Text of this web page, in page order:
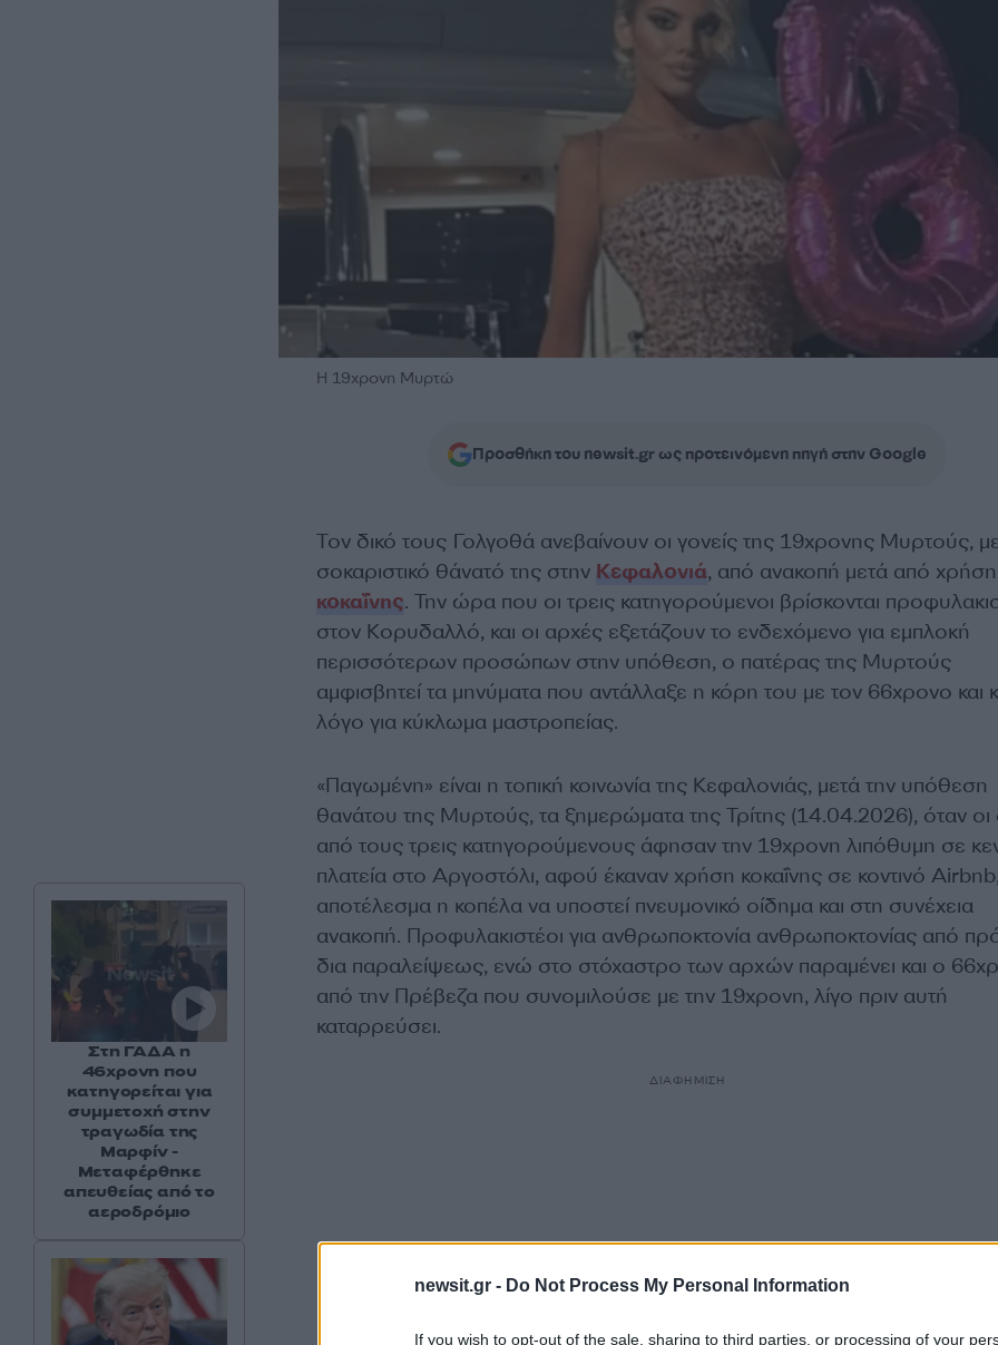
newsit.gr - Do Not Process My Personal Information
If you wish to opt-out of the sale, sharing to third parties, or processing of your
Η 19χρονη Μυρτώ
Προσθήκη του newsit.gr ως προτεινόμενη πηγή στην Google
Τον δικό τους Γολγοθά ανεβαίνουν οι γονείς της 19χρονης Μυρτούς,
σοκαριστικό θάνατό της στην Κεφαλονιά, από ανακοπή μετά από χρήση
κοκαΐνης. Την ώρα που οι τρεις κατηγορούμενοι βρίσκονται
στον Κορυδαλλό, και οι αρχές εξετάζουν το ενδεχόμενο για εμπλοκή
περισσότερων προσώπων στην υπόθεση, ο πατέρας της Μυρτούς
αμφισβητεί τα μηνύματα που αντάλλαξε η κόρη του με τον 66χρονο και
λόγο για κύκλωμα μαστροπείας.
«Παγωμένη» είναι η τοπική κοινωνία της Κεφαλονιάς, μετά την υπόθεση
θανάτου της Μυρτούς, τα ξημερώματα της Τρίτης (14.04.2026), όταν
από τους τρεις κατηγορούμενους άφησαν την 19χρονη λιπόθυμη σε
πλατεία στο Αργοστόλι, αφού έκαναν χρήση κοκαΐνης σε κοντινό
αποτέλεσμα η κοπέλα να υποστεί πνευμονικό οίδημα και στη συνέχεια
ανακοπή. Προφυλακιστέοι για ανθρωποκτονία ανθρωποκτονίας από
δια παραλείψεως, ενώ στο στόχαστρο των αρχών παραμένει και ο
από την Πρέβεζα που συνομιλούσε με την 19χρονη, λίγο πριν αυτή
καταρρεύσει.
ΔΙΑΦΗΜΙΣΗ
Στη ΓΑΔΑ η
46χρονη που
κατηγορείται για
συμμετοχή στην
τραγωδία της
Μαρφίν -
Μεταφέρθηκε
απευθείας από το
αεροδρόμιο